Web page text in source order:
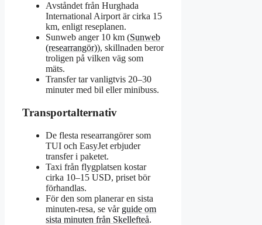
Avståndet från Hurghada
International Airport är cirka 15
km, enligt reseplanen.
Sunweb anger 10 km (Sunweb
(researrangör)), skillnaden beror
troligen på vilken väg som
mäts.
Transfer tar vanligtvis 20–30
minuter med bil eller minibuss.
Transportalternativ
De flesta researrangörer som
TUI och EasyJet erbjuder
transfer i paketet.
Taxi från flygplatsen kostar
cirka 10–15 USD, priset bör
förhandlas.
För den som planerar en sista
minuten-resa, se vår guide om
sista minuten från Skellefteå.